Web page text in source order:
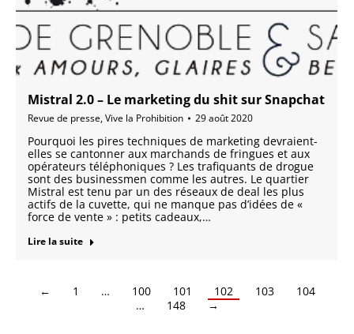
Mistral 2.0 – Le marketing du shit sur Snapchat
Revue de presse,Vive la Prohibition 29 août 2020
Pourquoi les pires techniques de marketing devraient-
elles se cantonner aux marchands de fringues et aux
opérateurs téléphoniques ? Les trafiquants de drogue
sont des businessmen comme les autres. Le quartier
Mistral est tenu par un des réseaux de deal les plus
actifs de la cuvette, qui ne manque pas d’idées de «
force de vente » : petits cadeaux,…
Lire la suite
← 1 … 100 101 102 103
104
…
148 →